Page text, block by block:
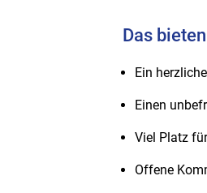
Das
Ein
Einen
Viel Platz
Offene